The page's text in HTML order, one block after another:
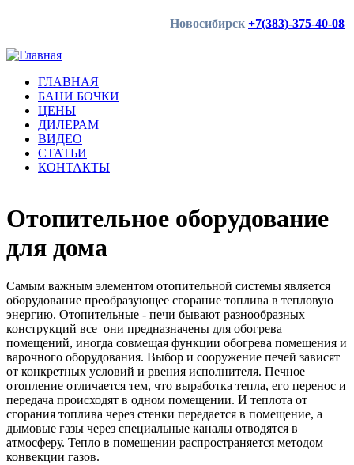
БАНИ БОЧКИ
ЦЕНЫ
ДИЛЕРАМ
ВИДЕО
СТАТЬИ
КОНТАКТЫ
Новосибирск +7(383)-375-40-08
ГЛАВНАЯ
БАНИ БОЧКИ
ЦЕНЫ
ДИЛЕРАМ
ВИДЕО
СТАТЬИ
КОНТАКТЫ
Купить!
Террасная доска
из лиственницы
Купить!
Полок для бани
из Кедра сорт-
Экстра!
Доска для бани
бочки из Кедра по
цене сосны
Купить!
Отопительное оборудование
для дома
Самым важным элементом отопительной системы является
оборудование преобразующее сгорание топлива в тепловую
энергию. Отопительные - печи бывают разнообразных
конструкций все они предназначены для обогрева
помещений, иногда совмещая функции обогрева помещения и
варочного оборудования. Выбор и сооружение печей зависят
от конкретных условий и рвения исполнителя. Печное
отопление отличается тем, что выработка тепла, его перенос и
передача про­исходят в одном помещении. И теплота от
сгорания топ­лива через стенки передается в помещение, а
дымовые газы через специальные каналы отводятся в
атмосфе­ру. Тепло в помещении распространяется методом
кон­векции газов.